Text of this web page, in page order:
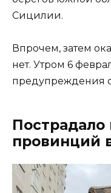
Сицилии.
Впрочем, затем
нет. Утром 6
предупреждения
Пострадало
провинций